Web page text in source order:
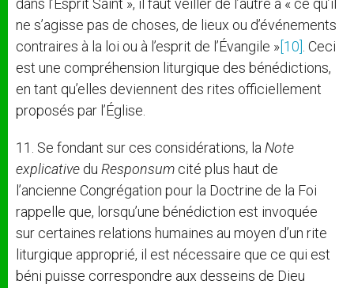
dans l’Esprit Saint », il faut veiller de l’autre à « ce qu’il
ne s’agisse pas de choses, de lieux ou d’événements
contraires à la loi ou à l’esprit de l’Évangile » [10] . Ceci
est une compréhension liturgique des bénédictions,
en tant qu’elles deviennent des rites officiellement
proposés par l’Église.
11. Se fondant sur ces considérations, la Note
explicative du Responsum cité plus haut de
l’ancienne Congrégation pour la Doctrine de la Foi
rappelle que, lorsqu’une bénédiction est invoquée
sur certaines relations humaines au moyen d’un rite
liturgique approprié, il est nécessaire que ce qui est
béni puisse correspondre aux desseins de Dieu